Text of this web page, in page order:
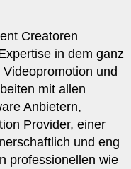
Creatoren
in dem ganz
und
mit allen
Anbietern,
Provider, einer
und eng
professionellen wie